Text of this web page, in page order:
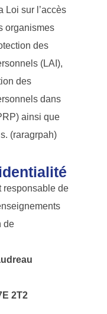
Loi sur l’accès
organismes
des
(LAI),
des
dans
ainsi que
(raragrpah)
responsable de
de
2T2